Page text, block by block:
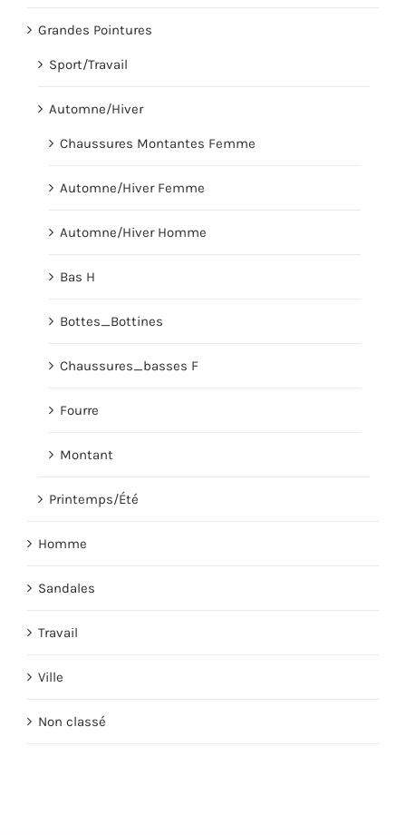
Grandes Pointures
Sport/Travail
Automne/Hiver
Chaussures Montantes Femme
Automne/Hiver Femme
Automne/Hiver Homme
Bas H
Bottes_Bottines
Chaussures_basses F
Fourre
Montant
Printemps/Été
Homme
Sandales
Travail
Ville
Non classé